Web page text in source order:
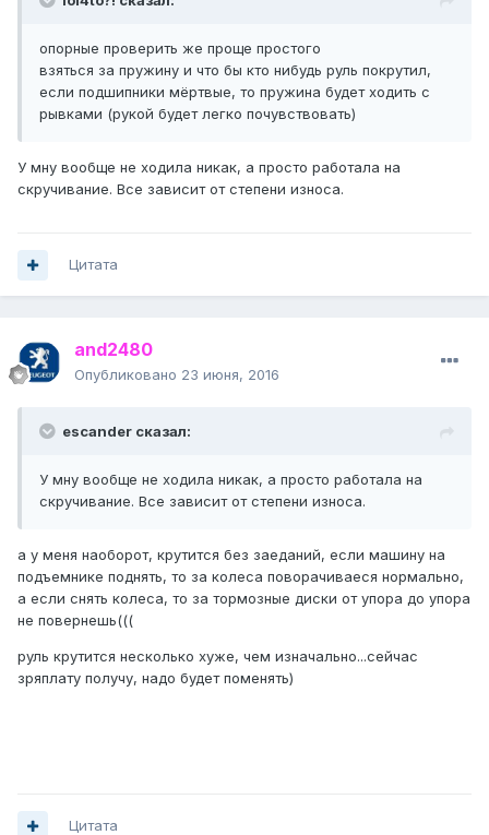
опорные проверить же проще простого
взяться за пружину и что бы кто нибудь руль покрутил,
если подшипники мёртвые, то пружина будет ходить с
рывками (рукой будет легко почувствовать)
У мну вообще не ходила никак, а просто работала на
скручивание. Все зависит от степени износа.
Цитата
and2480
Опубликовано 23 июня, 2016
escander сказал:
У мну вообще не ходила никак, а просто работала на
скручивание. Все зависит от степени износа.
а у меня наоборот, крутится без заеданий, если машину на
подъемнике поднять, то за колеса поворачиваеся нормально,
а если снять колеса, то за тормозные диски от упора до упора
не повернешь(((
руль крутится несколько хуже, чем изначально...сейчас
зряплату получу, надо будет поменять)
Цитата